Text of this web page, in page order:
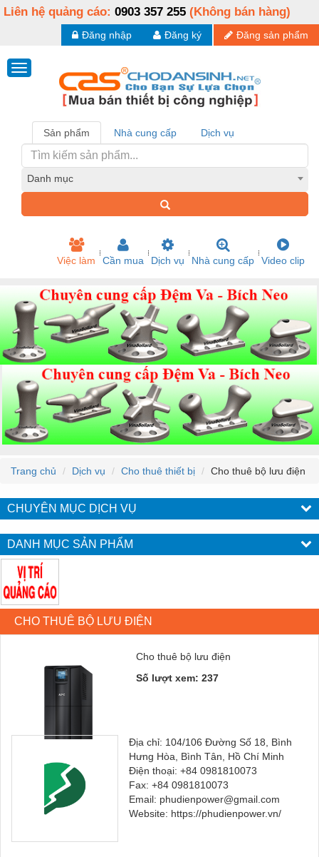
Liên hệ quảng cáo: 0903 357 255 (Không bán hàng)
Đăng sản phẩm
Đăng ký
Đăng nhập
Sản phẩm Nhà cung cấp Dịch vụ
Danh mục
Việc làm Cần mua Dịch vụ Nhà cung cấp Video clip
Trang chủ Dịch vụ Cho thuê thiết bị Cho thuê bộ lưu điện
CHUYÊN MỤC DỊCH VỤ
DANH MỤC SẢN PHẨM
CHO THUÊ BỘ LƯU ĐIỆN
Cho thuê bộ lưu điện
Số lượt xem: 237
Địa chỉ: 104/106 Đường Số 18, Bình
Hưng Hòa, Bình Tân, Hồ Chí Minh
Điện thoại: +84 0981810073
Fax: +84 0981810073
Email: phudienpower@gmail.com
Website: https://phudienpower.vn/